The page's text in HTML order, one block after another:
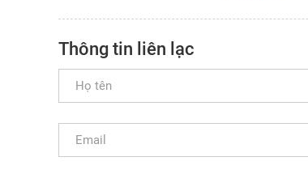
Thông tin liên lạc